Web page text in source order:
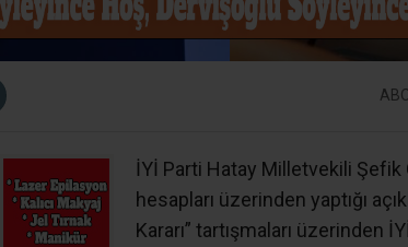
İYİ Parti Hatay Milletvekili
hesapları üzerinden yaptığı
Kararı” tartışmaları üzerinden